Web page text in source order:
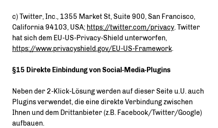
c) Twitter, Inc., 1355 Market St, Suite 900, San Francisco,
California 94103, USA; https://twitter.com/privacy. Twitter
hat sich dem EU-US-Privacy-Shield unterworfen,
https://www.privacyshield.gov/EU-US-Framework.
§15 Direkte Einbindung von Social-Media-Plugins
Neben der 2-Klick-Lösung werden auf dieser Seite u.U. auch
Plugins verwendet, die eine direkte Verbindung zwischen
Ihnen und dem Drittanbieter (z.B. Facebook/Twitter/Google)
aufbauen.